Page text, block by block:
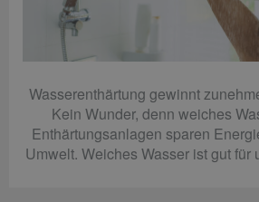
Wasserenthärtung gewinnt
Kein Wunder, denn weiches
Enthärtungsanlagen sparen
Umwelt. Weiches Wasser ist gut für